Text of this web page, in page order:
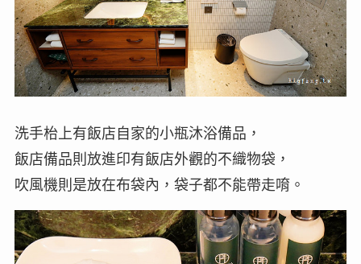
洗手枱上有飯店自家的小瓶沐浴備品，
飯店備品則放進印有飯店外觀的不織物袋，
吹風機則是放在布袋內，袋子都不能帶走唷。